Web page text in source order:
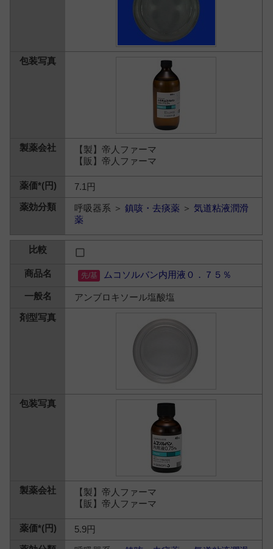
【製】帝人ファーマ
【販】帝人ファーマ
7.1円
呼吸器系 ＞鎮咳・去痰薬 ＞気道粘液潤滑
薬
ムコソルバン内用液０．７５％
アンブロキソール塩酸塩
【製】帝人ファーマ
【販】帝人ファーマ
5.9円